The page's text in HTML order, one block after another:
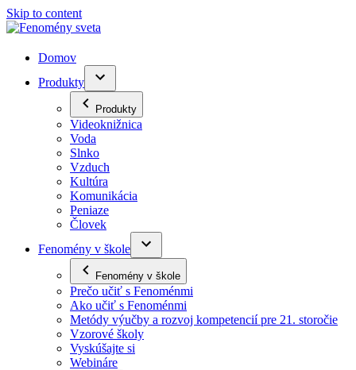
Skip to content
Domov
Produkty
Produkty
Videoknižnica
Voda
Slnko
Vzduch
Kultúra
Komunikácia
Peniaze
Človek
Fenomény v škole
Fenomény v škole
Prečo učiť s Fenoménmi
Ako učiť s Fenoménmi
Metódy výučby a rozvoj kompetencií pre 21. storočie
Vzorové školy
Vyskúšajte si
Webináre